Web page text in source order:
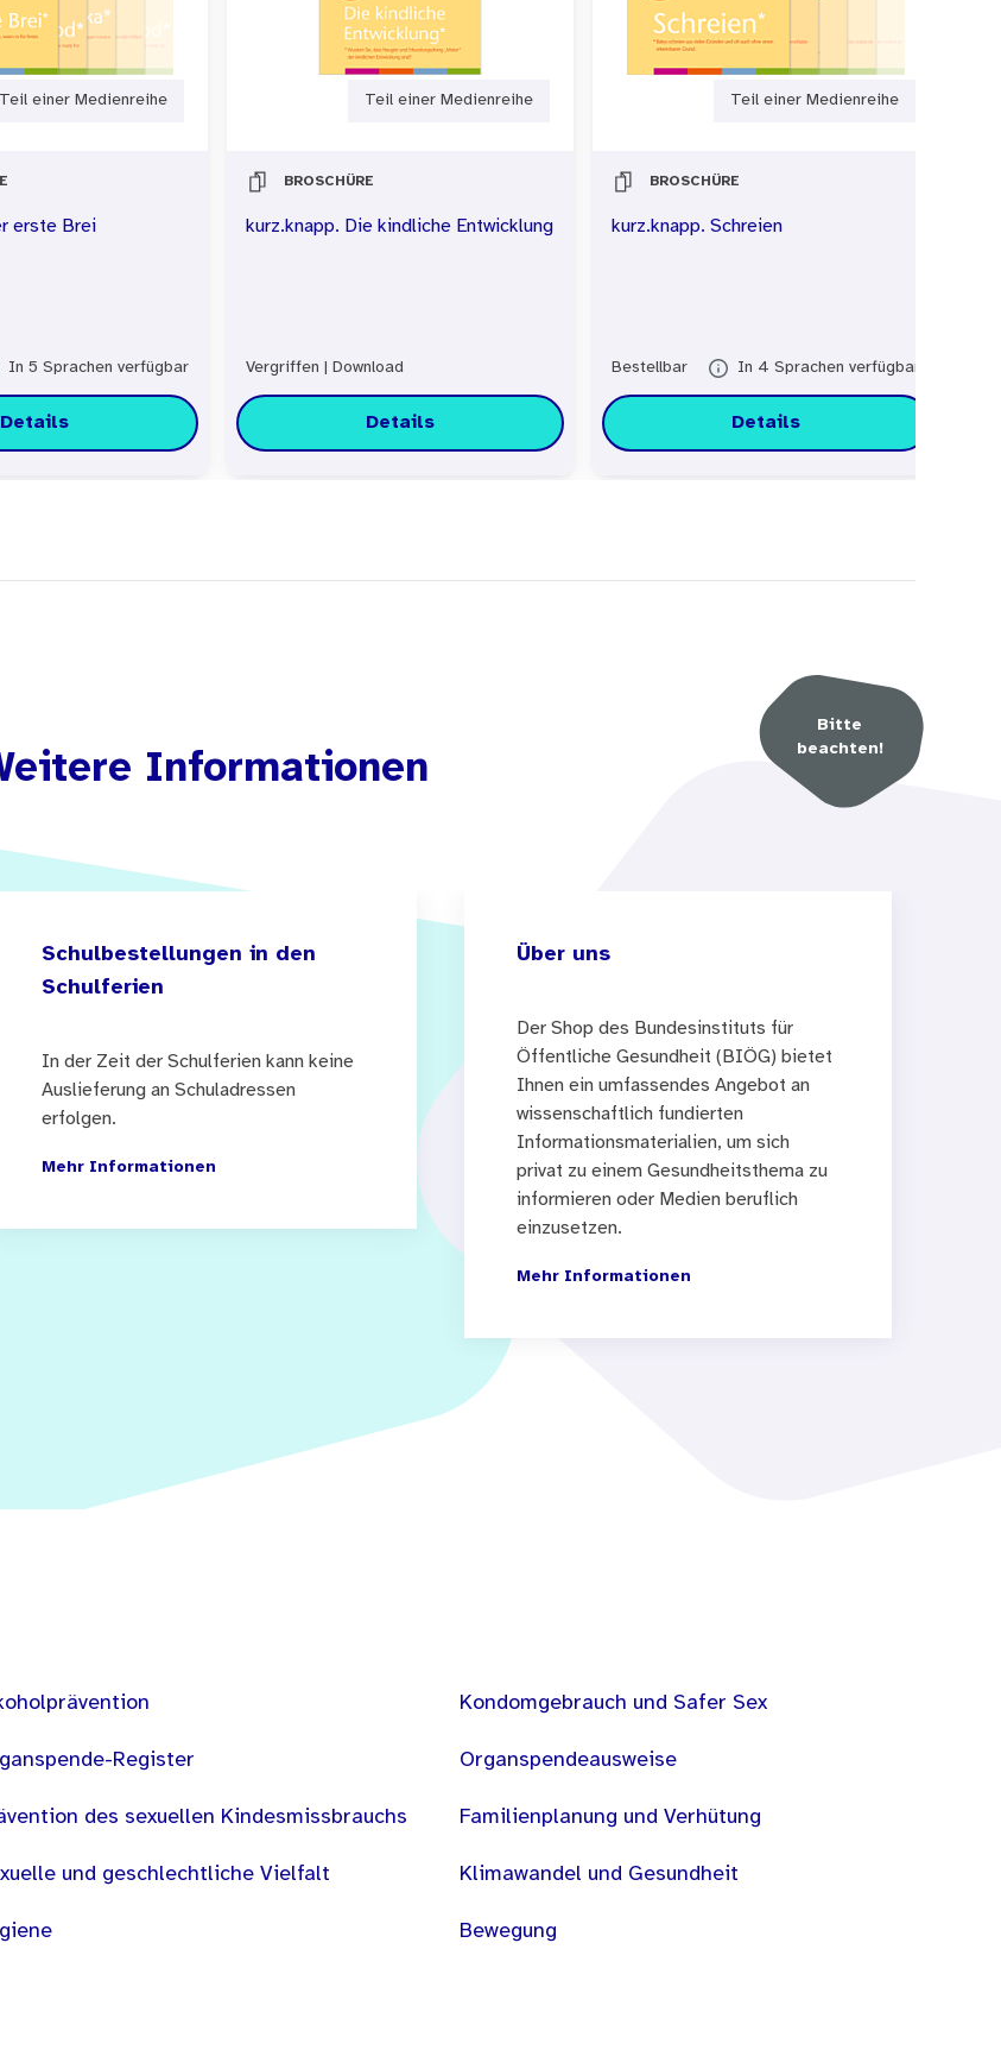
Teil einer Medienreihe
erste Brei
In 5 Sprachen verfügbar
Details
Teil einer Medienreihe
BROSCHÜRE
kurz.knapp. Die kindliche Entwicklung
Vergriffen Download
Details
Teil einer Medienreihe
BROSCHÜRE
kurz.knapp. Schreien
Bestellbar In 4 Sprachen verfügbar
Details
Bitte
beachten!
Informationen
Schulbestellungen in den
Schulferien
In der Zeit der Schulferien kann keine
Auslieferung an Schuladressen
erfolgen.
Mehr Informationen
Über uns
Der Shop des Bundesinstituts für
Öffentliche Gesundheit (BIÖG) bietet
Ihnen ein umfassendes Angebot an
wissenschaftlich fundierten
Informationsmaterialien, um sich
privat zu einem Gesundheitsthema zu
informieren oder Medien beruflich
einzusetzen.
Mehr Informationen
Register
des sexuellen Kindesmissbrauchs
und geschlechtliche Vielfalt
Kondomgebrauch und Safer Sex
Organspendeausweise
Familienplanung und Verhütung
Klimawandel und Gesundheit
Bewegung